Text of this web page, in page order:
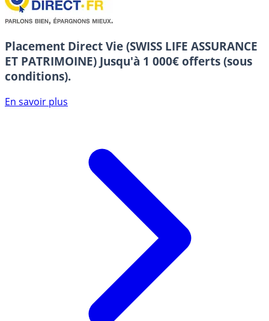
Placement Direct Vie (SWISS LIFE ASSURANCE
ET PATRIMOINE) Jusqu'à 1 000€ offerts (sous
conditions).
En savoir plus